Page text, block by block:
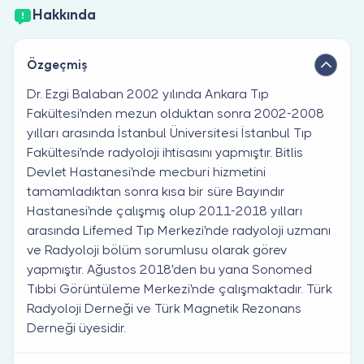
Hakkında
Özgeçmiş
Dr. Ezgi Balaban 2002 yılında Ankara Tıp
Fakültesi'nden mezun olduktan sonra 2002-2008
yılları arasında İstanbul Üniversitesi İstanbul Tıp
Fakültesi'nde radyoloji ihtisasını yapmıştır. Bitlis
Devlet Hastanesi'nde mecburi hizmetini
tamamladıktan sonra kısa bir süre Bayındır
Hastanesi'nde çalışmış olup 2011-2018 yılları
arasında Lifemed Tıp Merkezi'nde radyoloji uzmanı
ve Radyoloji bölüm sorumlusu olarak görev
yapmıştır. Ağustos 2018'den bu yana Sonomed
Tıbbi Görüntüleme Merkezi'nde çalışmaktadır. Türk
Radyoloji Derneği ve Türk Magnetik Rezonans
Derneği üyesidir.